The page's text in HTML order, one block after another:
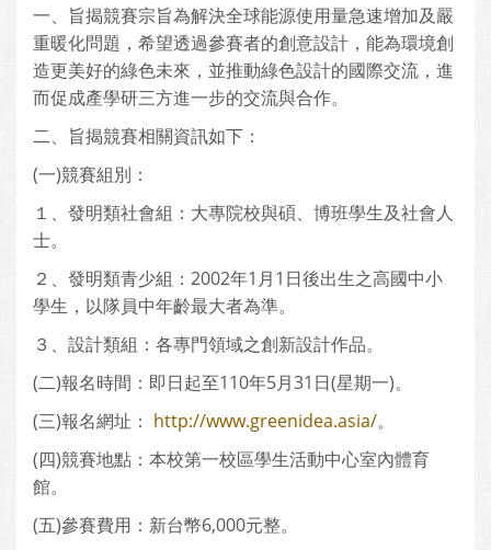
一、旨揭競賽宗旨為解決全球能源使用量急速增加及嚴
重暖化問題，希望透過參賽者的創意設計，能為環境創
造更美好的綠色未來，並推動綠色設計的國際交流，進
而促成產學研三方進一步的交流與合作。
二、旨揭競賽相關資訊如下：
(一)競賽組別：
１、發明類社會組：大專院校與碩、博班學生及社會人
士。
２、發明類青少組：2002年1月1日後出生之高國中小
學生，以隊員中年齡最大者為準。
３、設計類組：各專門領域之創新設計作品。
(二)報名時間：即日起至110年5月31日(星期一)。
(三)報名網址： http://www.greenidea.asia/。
(四)競賽地點：本校第一校區學生活動中心室內體育
館。
(五)參賽費用：新台幣6,000元整。